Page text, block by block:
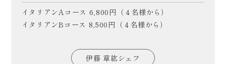
イタリアンAコース 6,800円（４名様から）
イタリアンBコース 8,500円（４名様から）
伊藤 章紘シェフ